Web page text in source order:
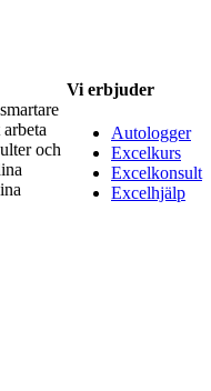
Vi erbjuder
Autologger
Excelkurs
Excelkonsult
Excelhjälp
och